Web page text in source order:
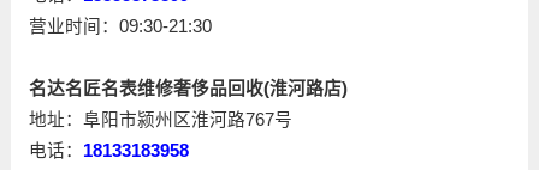
营业时间：09:30-21:30
名达名匠名表维修奢侈品回收(淮河路店)
地址：阜阳市颍州区淮河路767号
电话： 18133183958